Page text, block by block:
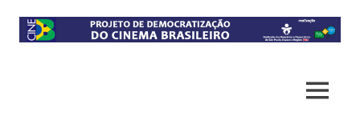
content
MENU